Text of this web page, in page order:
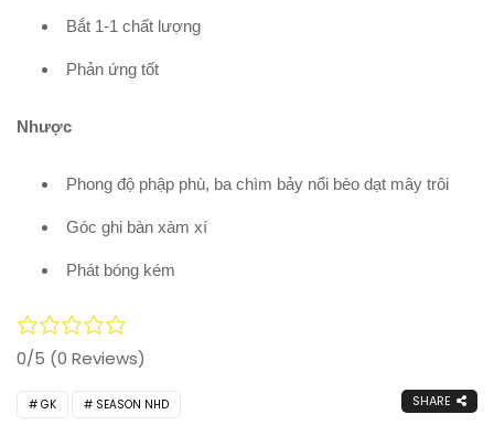
Bắt 1-1 chất lượng
Phản ứng tốt
Nhược
Phong độ phập phù, ba chìm bảy nổi bèo dạt mây trôi
Góc ghi bàn xàm xí
Phát bóng kém
0/5 (0 Reviews)
GK SEASON NHD SHARE